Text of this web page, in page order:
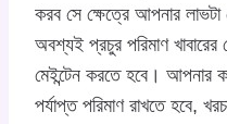
করব সে ক্ষেত্রে আপনার
অবশ্যই প্রচুর পরিমাণ
মেইন্টেন করতে হবে। আপনার
পর্যাপ্ত পরিমাণ রাখতে হবে,